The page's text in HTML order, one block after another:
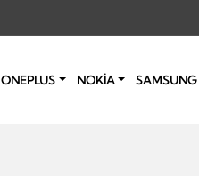
ONEPLUS NOKİA SAMSUNG